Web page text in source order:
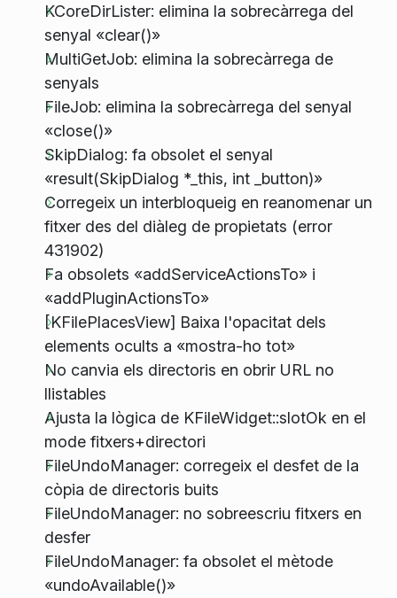
KCoreDirLister: elimina la sobrecàrrega del
senyal «clear()»
MultiGetJob: elimina la sobrecàrrega de
senyals
FileJob: elimina la sobrecàrrega del senyal
«close()»
SkipDialog: fa obsolet el senyal
«result(SkipDialog *_this, int _button)»
Corregeix un interbloqueig en reanomenar un
fitxer des del diàleg de propietats (error
431902)
Fa obsolets «addServiceActionsTo» i
«addPluginActionsTo»
[KFilePlacesView] Baixa l'opacitat dels
elements ocults a «mostra-ho tot»
No canvia els directoris en obrir URL no
llistables
Ajusta la lògica de KFileWidget::slotOk en el
mode fitxers+directori
FileUndoManager: corregeix el desfet de la
còpia de directoris buits
FileUndoManager: no sobreescriu fitxers en
desfer
FileUndoManager: fa obsolet el mètode
«undoAvailable()»